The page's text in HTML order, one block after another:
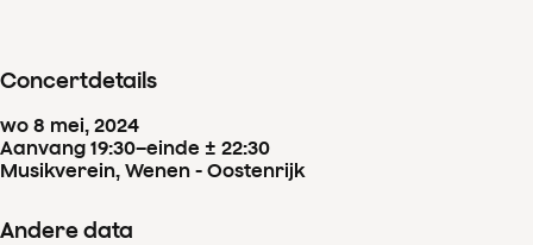
Concertdetails
wo 8 mei, 2024
Aanvang 19:30–einde ± 22:30
Musikverein, Wenen - Oostenrijk
Andere data